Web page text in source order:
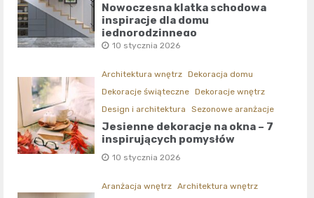
Nowoczesna klatka schodowa
inspiracje dla domu
jednorodzinnego
10 stycznia 2026
Architektura wnętrz Dekoracja domu
Dekoracje świąteczne Dekoracje wnętrz
Design i architektura
Sezonowe aranżacje
Jesienne dekoracje na okna – 7
inspirujących pomysłów
10 stycznia 2026
Aranżacja wnętrz Architektura wnętrz